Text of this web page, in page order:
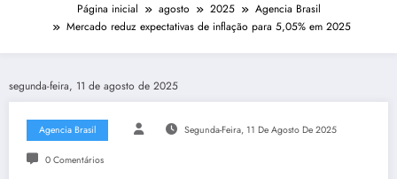
Página inicial agosto 2025
Agencia Brasil
Mercado reduz expectativas de inflação para 5,05% em 2025
segunda-feira, 11 de agosto de 2025
Agencia Brasil Segunda-Feira, 11 De Agosto De 2025
0 Comentários